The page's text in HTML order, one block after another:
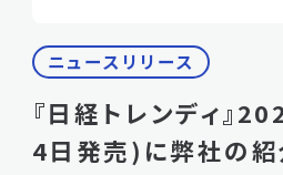
ニュースリリース
『日経トレンディ』
4日発売)に弊社の